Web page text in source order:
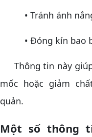
• Tránh ánh
• Đóng kín bao
Thông tin này
mốc hoặc giảm
quản.
Một số thông